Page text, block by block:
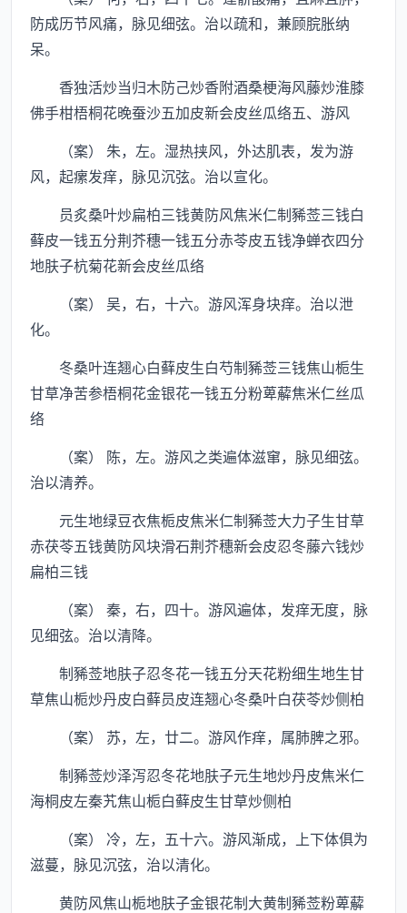
防成历节风痛，脉见细弦。治以疏和，兼顾脘胀纳
呆。
香独活炒当归木防己炒香附酒桑梗海风藤炒淮膝
佛手柑梧桐花晚蚕沙五加皮新会皮丝瓜络五、游风
（案） 朱，左。湿热挟风，外达肌表，发为游
风，起瘰发痒，脉见沉弦。治以宣化。
员炙桑叶炒扁柏三钱黄防风焦米仁制豨莶三钱白
藓皮一钱五分荆芥穗一钱五分赤苓皮五钱净蝉衣四分
地肤子杭菊花新会皮丝瓜络
（案） 吴，右，十六。游风浑身块痒。治以泄
化。
冬桑叶连翘心白藓皮生白芍制豨莶三钱焦山栀生
甘草净苦参梧桐花金银花一钱五分粉萆薢焦米仁丝瓜
络
（案） 陈，左。游风之类遍体滋窜，脉见细弦。
治以清养。
元生地绿豆衣焦栀皮焦米仁制豨莶大力子生甘草
赤茯苓五钱黄防风块滑石荆芥穗新会皮忍冬藤六钱炒
扁柏三钱
（案） 秦，右，四十。游风遍体，发痒无度，脉
见细弦。治以清降。
制豨莶地肤子忍冬花一钱五分天花粉细生地生甘
草焦山栀炒丹皮白藓员皮连翘心冬桑叶白茯苓炒侧柏
（案） 苏，左，廿二。游风作痒，属肺脾之邪。
制豨莶炒泽泻忍冬花地肤子元生地炒丹皮焦米仁
海桐皮左秦艽焦山栀白藓皮生甘草炒侧柏
（案） 冷，左，五十六。游风渐成，上下体俱为
滋蔓，脉见沉弦，治以清化。
黄防风焦山栀地肤子金银花制大黄制豨莶粉萆薢